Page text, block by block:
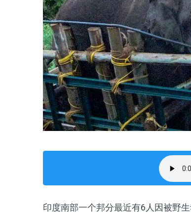
印度南部一个邦分最近有6 人因被野